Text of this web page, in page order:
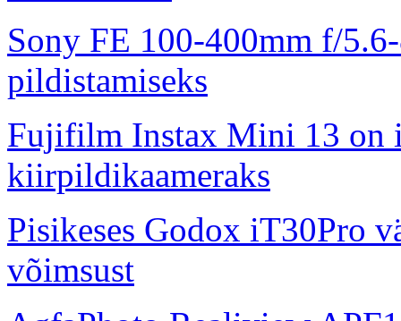
Sony FE 100-400mm f/
pildistamiseks
Fujifilm Instax Mini 13 on
kiirpildikaameraks
Pisikeses Godox iT30Pro
võimsust